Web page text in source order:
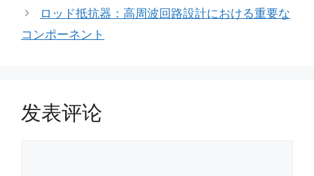
ロッド抵抗器：高周波回路設計における重要な
コンポーネント
发表评论